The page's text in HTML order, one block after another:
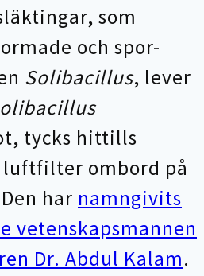
som
och spor-
Solibacillus, lever
tycks hittills
luftfilter ombord på
har namngivits
vetenskapsmannen
Dr. Abdul Kalam.